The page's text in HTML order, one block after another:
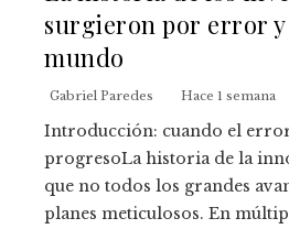
surgieron por error
mundo
Gabriel Paredes Hace 1 semana
Introducción: cuando el
progresoLa historia de la
que no todos los grandes
planes meticulosos. En